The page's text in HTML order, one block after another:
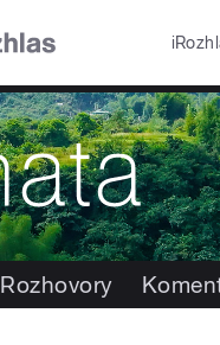
Rozhovory